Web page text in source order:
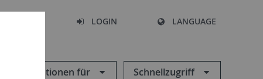
LOGIN LANGUAGE
Informationen für Schnellzugriff